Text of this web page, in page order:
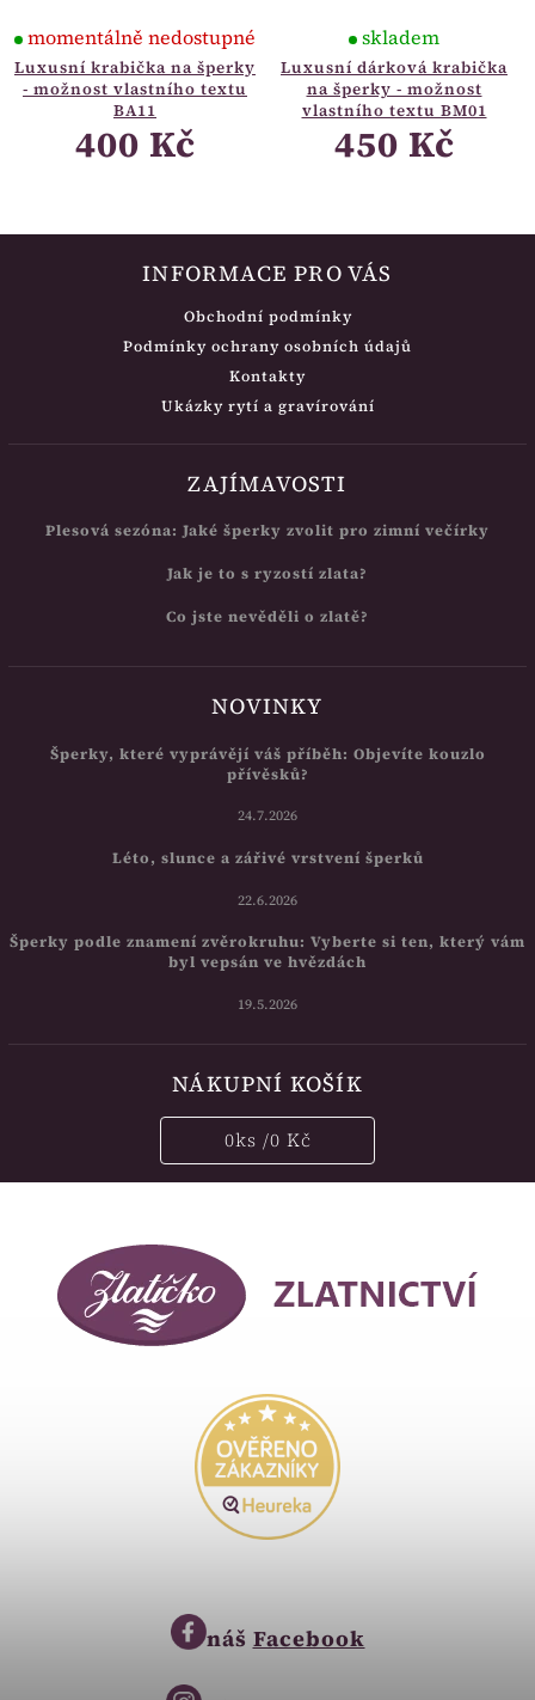
Luxusní krabička na šperky
- možnost vlastního textu
BA11
momentálně nedostupné
400 Kč
Luxusní dárková krabička
na šperky - možnost
vlastního textu BM01
skladem
450 Kč
INFORMACE PRO VÁS
Obchodní podmínky
Podmínky ochrany osobních údajů
Kontakty
Ukázky rytí a gravírování
ZAJÍMAVOSTI
Plesová sezóna: Jaké šperky zvolit pro zimní večírky
Jak je to s ryzostí zlata?
Co jste nevěděli o zlatě?
NOVINKY
Šperky, které vyprávějí váš příběh: Objevíte kouzlo
přívěsků?
24.7.2026
Léto, slunce a zářivé vrstvení šperků
22.6.2026
Šperky podle znamení zvěrokruhu: Vyberte si ten, který vám
byl vepsán ve hvězdách
19.5.2026
NÁKUPNÍ KOŠÍK
0ks /0 Kč
náš Facebook